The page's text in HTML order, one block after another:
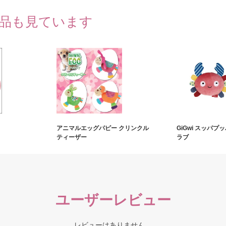
も見ています
アニマルエッグパピー クリンクル
ティーザー
GiGwi スッパプ
ラブ
ユーザーレビュー